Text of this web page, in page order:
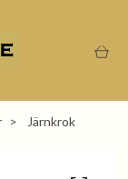
Järnkrok